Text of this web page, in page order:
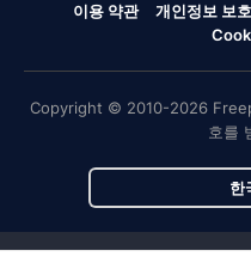
이용 약관 개인정보 보
Copyright © 2010-2026
호를
한